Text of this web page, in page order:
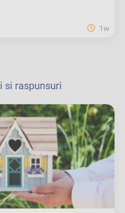
1w
si raspunsuri